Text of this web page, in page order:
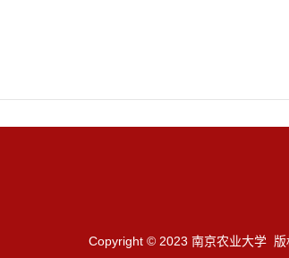
Copyright © 2023 南京农业大学